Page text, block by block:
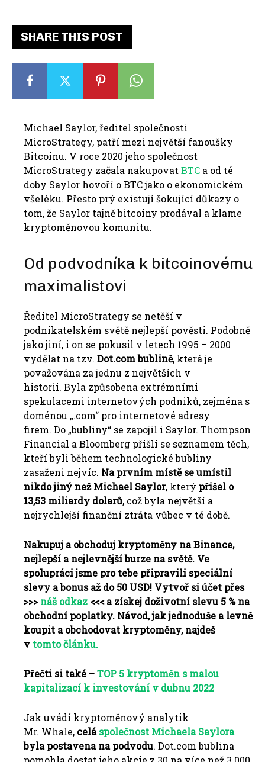
SHARE THIS POST
Michael Saylor, ředitel společnosti
MicroStrategy, patří mezi největší fanoušky
Bitcoinu. V roce 2020 jeho společnost
MicroStrategy začala nakupovat BTC a od té
doby Saylor hovoří o BTC jako o ekonomickém
všeléku. Přesto prý existují šokující důkazy o
tom, že Saylor tajně bitcoiny prodával a klame
kryptoměnovou komunitu.
Od podvodníka k bitcoinovému
maximalistovi
Ředitel MicroStrategy se netěší v
podnikatelském světě nejlepší pověsti. Podobně
jako jiní, i on se pokusil v letech 1995 – 2000
vydělat na tzv. Dot.com bublině, která je
považována za jednu z největších v
historii. Byla způsobena extrémními
spekulacemi internetových podniků, zejména s
doménou „.com“ pro internetové adresy
firem. Do „bubliny“ se zapojil i Saylor. Thompson
Financial a Bloomberg přišli se seznamem těch,
kteří byli během technologické bubliny
zasaženi nejvíc. Na prvním místě se umístil
nikdo jiný než Michael Saylor, který přišel o
13,53 miliardy dolarů, což byla největší a
nejrychlejší finanční ztráta vůbec v té době.
Nakupuj a obchoduj kryptoměny na Binance,
nejlepší a nejlevnější burze na světě. Ve
spolupráci jsme pro tebe připravili speciální
slevy a bonus až do 50 USD! Vytvoř si účet přes
>>>náš odkaz <<< a získej doživotní slevu 5 % na
obchodní poplatky. Návod, jak jednoduše a levně
koupit a obchodovat kryptoměny, najdeš
v tomto článku.
Přečti si také –TOP 5 kryptoměn s malou
kapitalizací k investování v dubnu 2022
Jak uvádí kryptoměnový analytik
Mr. Whale, celáspolečnost Michaela Saylora
byla postavena na podvodu. Dot.com bublina